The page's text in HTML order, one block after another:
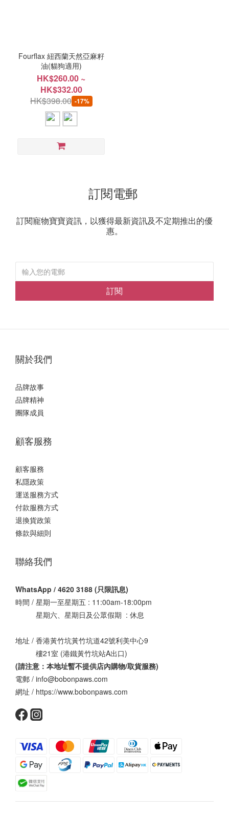
Fourflax 紐西蘭天然亞麻籽
油(貓狗適用)
HK$260.00 ~
HK$332.00
HK$398.00 -17%
訂閱電郵
訂閱寵物寶寶資訊，以獲得最新資訊及不定期推出的優
惠。
訂閱
關於我們
品牌故事
品牌精神
團隊成員
顧客服務
顧客服務
私隱政策
運送服務方式
付款服務方式
退換貨政策
條款與細則
聯絡我們
WhatsApp / 4620 3188 (只限訊息)
時間 / 星期一至星期五 : 11:00am-18:00pm
星期六、星期日及公眾假期 : 休息
地址 / 香港黃竹坑黃竹坑道42號利美中心9
樓21室 (港鐵黃竹坑站A出口)
(請注意：本地址暫不提供店內購物/取貨服務)
電郵 / info@bobonpaws.com
網址 / https://www.bobonpaws.com